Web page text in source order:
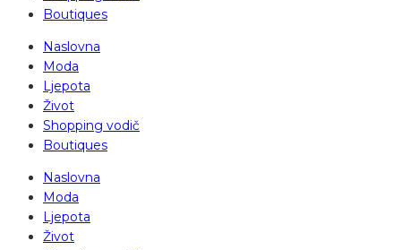
Boutiques
Naslovna
Moda
Ljepota
Život
Shopping vodič
Boutiques
Naslovna
Moda
Ljepota
Život